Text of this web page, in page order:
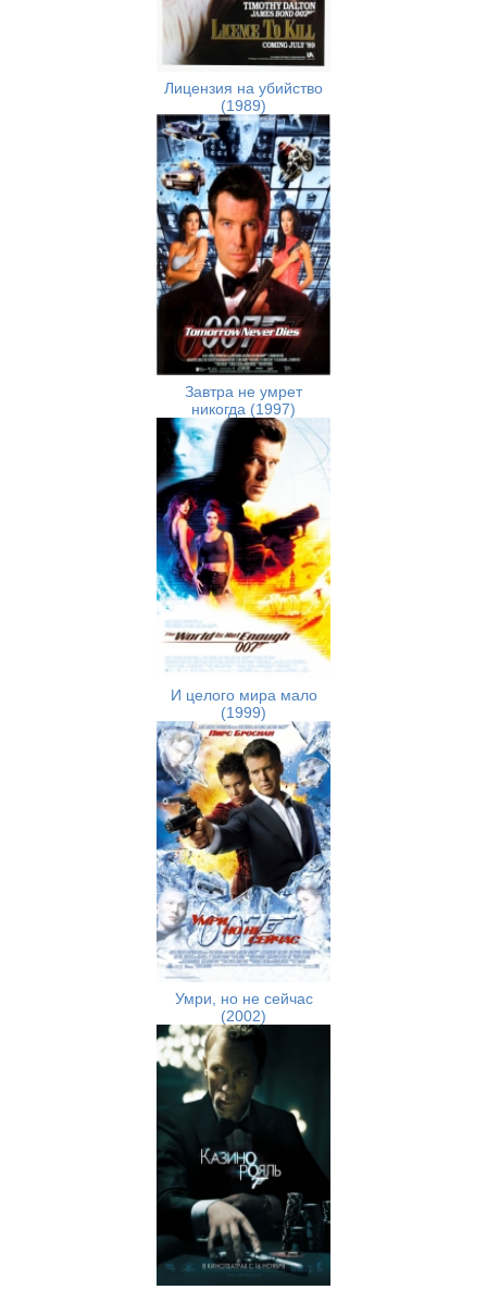
Лицензия на убийство
(1989)
Завтра не умрет
никогда (1997)
И целого мира мало
(1999)
Умри, но не сейчас
(2002)